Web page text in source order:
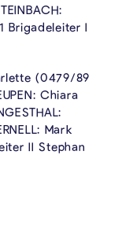
Brigadeleiter I
(0479/89
Chiara
Mark
II Stephan